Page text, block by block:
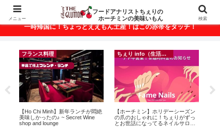
ベトナム・ホーチミンの美味いもんが満載！
一時帰国に！ちょっとええもん土産！はこの赤帯をタッチ！
フランス料理
【Ho Chi Minh】新年ランチが悶絶
美味しかったの♪ ~ Secret Wine
shop and lounge
ちぇり info（生活情報）
【ホーチミン】ホリデーシーズン
の爪のおしゃれに！ちぇりがずっ
とお世話になってるネイルサロン
メニュー
フードアナリストちぇりの
ホーチミンの美味いもん
検索